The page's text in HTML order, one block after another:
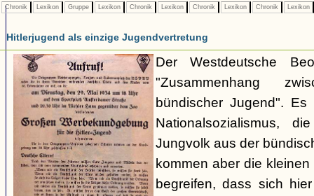
Chronik Lexikon Gruppe Lexikon Chronik Lexikon Chronik Lexikon Chronik Lexikon
Hitlerjugend als einzige Jugendvertretung
Der Westdeutsche
"Zusammenhang
bündischer Jugend".
Nationalsozialismus,
Jungvolk aus der
kommen aber die
begreifen, dass sich